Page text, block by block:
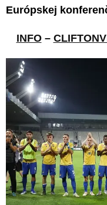
Európskej
INFO–